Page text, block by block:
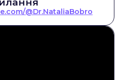
@Dr.NataliaBobro